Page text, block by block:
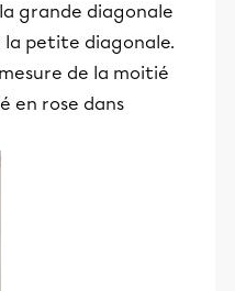
grande diagonale
petite diagonale.
de la moitié
en rose dans